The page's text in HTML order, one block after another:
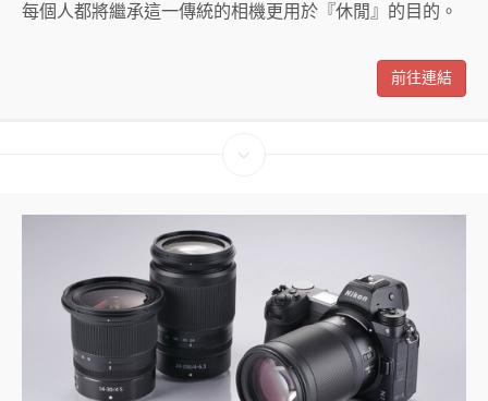
每個人都將繼承這一傳統的相機更用於『休閒』的目的。
前往連結